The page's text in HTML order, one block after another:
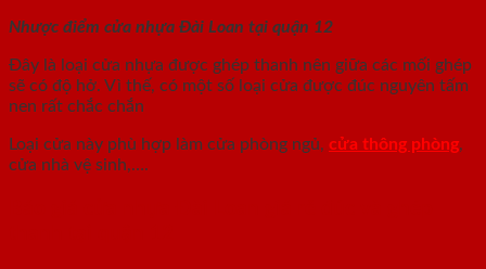
Nhược điểm cửa nhựa Đài Loan tại quận 12
Đây là loại cửa nhựa được ghép thanh nên giữa các mối ghép
sẽ có độ hở. Vì thế, có một số loại cửa được đúc nguyên tấm
nen rất chắc chắn
Loại cửa này phù hợp làm cửa phòng ngủ, cửa thông phòng,
cửa nhà vệ sinh,….